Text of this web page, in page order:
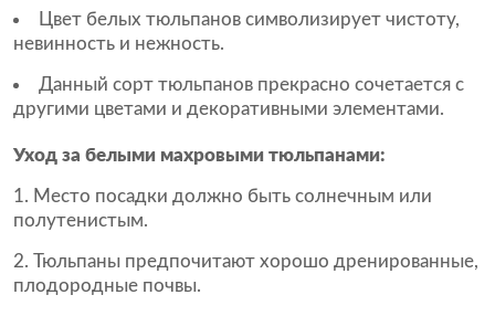
Цвет белых тюльпанов символизирует чистоту,
невинность и нежность.
Данный сорт тюльпанов прекрасно сочетается с
другими цветами и декоративными элементами.
Уход за белыми махровыми тюльпанами:
Место посадки должно быть солнечным или
полутенистым.
Тюльпаны предпочитают хорошо дренированные,
плодородные почвы.